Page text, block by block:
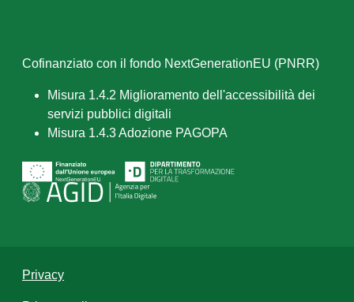
Cofinanziato con il fondo NextGenerationEU (PNRR)
Misura 1.4.2 Miglioramento dell'accessibilità dei
servizi pubblici digitali
Misura 1.4.3 Adozione PAGOPA
Privacy